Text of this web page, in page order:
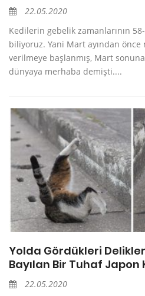
22.05.2020
Kedilerin gebelik zamanlarının
biliyoruz. Yani Mart ayından önce
verilmeye başlanmış, Mart
dünyaya merhaba demişti....
Yolda Gördükleri
Bayılan Bir Tuhaf Japon
22.05.2020